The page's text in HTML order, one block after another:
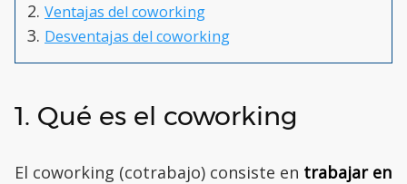
Ventajas del coworking
Desventajas del coworking
1. Qué es el coworking
El coworking (cotrabajo) consiste en trabajar en